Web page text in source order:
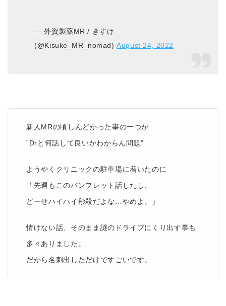
— 外資製薬MR / きすけ
(@Kisuke_MR_nomad)August 24, 2022
新人MRの頃しんどかった事の一つが
”Drと何話して良いかわからん問題”
ようやくクリニックの駐車場に着いたのに
「先週もこのパンフレット話したし、
どーせハイハイ秒殺だよな…やめよ。」
情けない話、そのまま謎のドライブにくり出す事も
多々ありました。
だから名刺出しただけですごいです。